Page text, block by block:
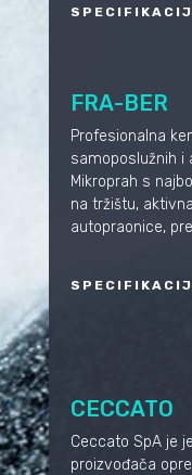
FRA-BER
Profesionalna
samoposlužnih i
Mikroprah s
na tržištu,
autopraonice,
CECCATO
Ceccato SpA je
proizvođača